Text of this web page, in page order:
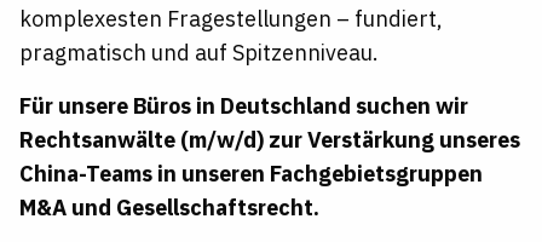
komplexesten Fragestellungen – fundiert,
pragmatisch und auf Spitzenniveau.
Für unsere Büros in Deutschland suchen wir
Rechtsanwälte (m/w/d) zur Verstärkung unseres
China-Teams in unseren Fachgebietsgruppen
M&A und Gesellschaftsrecht.